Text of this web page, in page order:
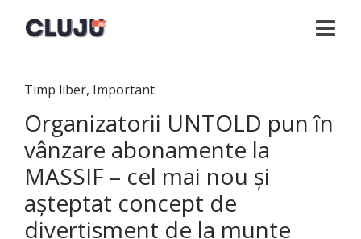
Timp liber, Important
Organizatorii UNTOLD pun în
vânzare abonamente la
MASSIF – cel mai nou și
așteptat concept de
divertisment de la munte